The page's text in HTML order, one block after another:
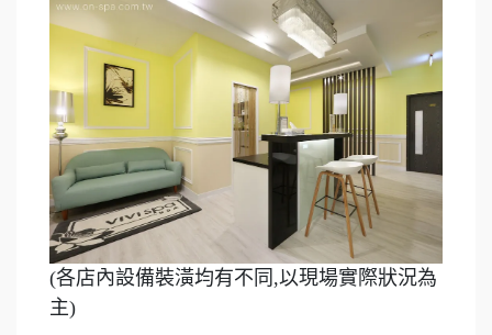
(各店內設備裝潢均有不同,以現場實際狀況為
主)